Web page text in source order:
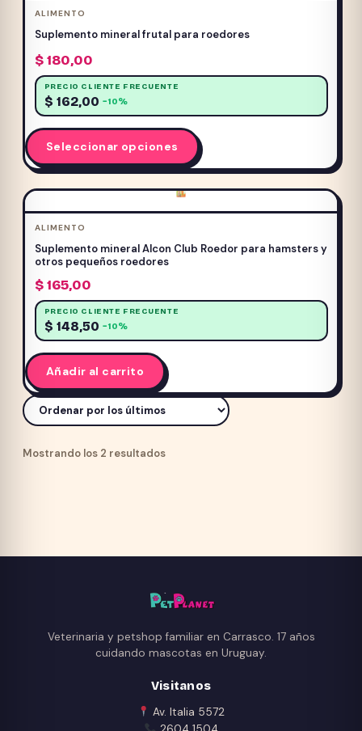
Sin categorizar
ACUARIO(57)
GATOS
PERROS (1022)
Promociones
ROEDORES(13)
COMEDEROS Y BEBEDEROS (1)
HIGIENE(2)
JAULAS
JUGUETES(7)
Promo Equilibrio
ALIMENTO
Suplemento mineral frutal para roedores
$180,00
PRECIO CLIENTE FRECUENTE
$ 162,00 −10%
Seleccionar opciones
Este
producto
tiene
variantes.
opciones
pueden
en
de
producto
ALIMENTO
Suplemento mineral Alcon Club Roedor para hamsters y
otros pequeños roedores
$165,00
PRECIO CLIENTE FRECUENTE
$ 148,50 −10%
Añadir al carrito
Mostrando los 2 resultadosOrdenado
Veterinaria y petshop familiar en Carrasco. 17 años
cuidando mascotas en Uruguay.
Visitanos
Av. Italia 5572